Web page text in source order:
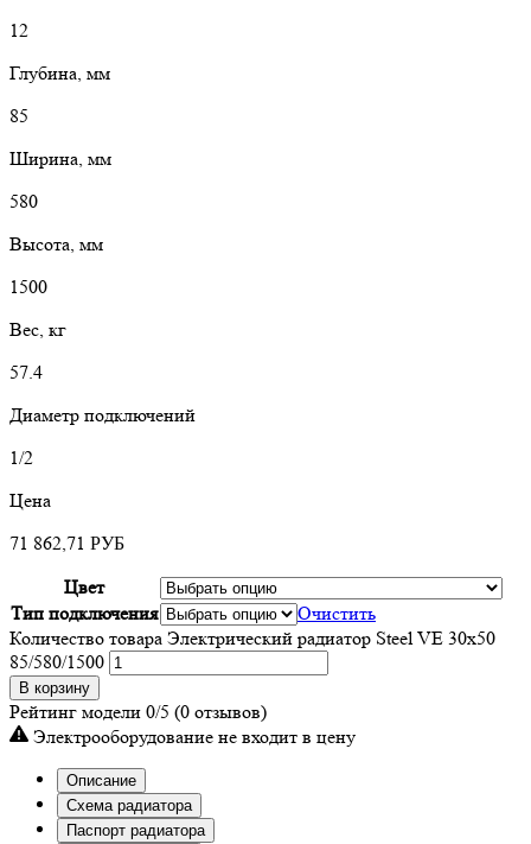
12
Глубина, мм
85
Ширина, мм
580
Высота, мм
1500
Вес, кг
57.4
Диаметр подключений
1/2
Цена
71 862,71 РУБ
Цвет
Тип подключения
Очистить
Количество товара Электрический радиатор Steel VE 30х50
85/580/1500
В корзину
Рейтинг модели 0/5 (0 отзывов)
Электрооборудование не входит в цену
Описание
Схема радиатора
Паспорт радиатора